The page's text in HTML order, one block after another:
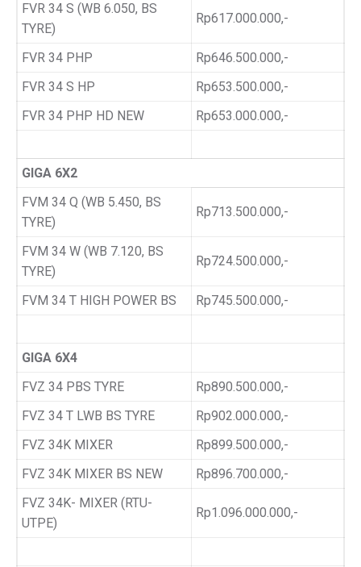
FVR 34 S (WB 6.050, BS
TYRE)
Rp617.000.000,-
FVR 34 PHP
Rp646.500.000,-
FVR 34 S HP
Rp653.500.000,-
FVR 34 PHP HD NEW
Rp653.000.000,-
GIGA 6X2
FVM 34 Q (WB 5.450, BS
TYRE)
Rp713.500.000,-
FVM 34 W (WB 7.120, BS
TYRE)
Rp724.500.000,-
FVM 34 T HIGH POWER BS Rp745.500.000,-
GIGA 6X4
FVZ 34 PBS TYRE
Rp890.500.000,-
FVZ 34 T LWB BS TYRE
Rp902.000.000,-
FVZ 34K MIXER
Rp899.500.000,-
FVZ 34K MIXER BS NEW
Rp896.700.000,-
FVZ 34K- MIXER (RTU-
UTPE)
Rp1.096.000.000,-